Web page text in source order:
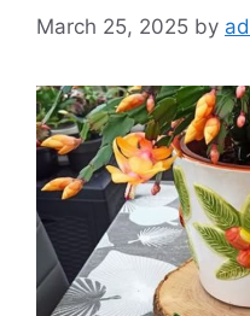
March 25, 2025 by